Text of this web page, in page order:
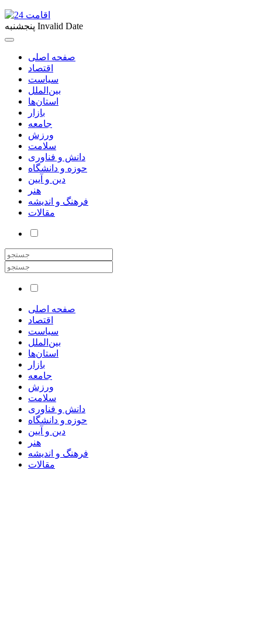
پنجشنبه Invalid Date
صفحه اصلی
اقتصاد
سیاست
بین‌الملل
استان‌ها
بازار
جامعه
ورزش
سلامت
دانش و فناوری
حوزه و دانشگاه
دین و آیین
هنر
فرهنگ و اندیشه
مقالات
صفحه اصلی
اقتصاد
سیاست
بین‌الملل
استان‌ها
بازار
جامعه
ورزش
سلامت
دانش و فناوری
حوزه و دانشگاه
دین و آیین
هنر
فرهنگ و اندیشه
مقالات